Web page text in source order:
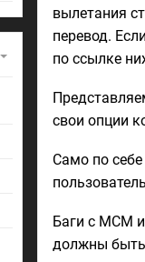
вылетания
перевод.
по ссылке
свои опции
Само по
Баги с MCM
должны